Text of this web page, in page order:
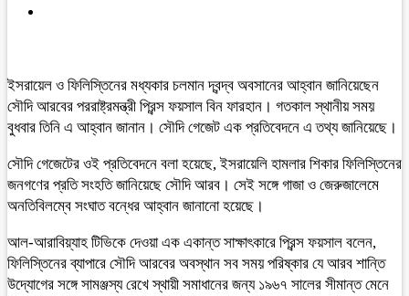
ইসরায়েল ও ফিলিস্তিনের মধ্যকার চলমান দ্বন্দ্ব অবসানের আহ্বান জানিয়েছেন
সৌদি আরবের পররাষ্ট্রমন্ত্রী প্রিন্স ফয়সাল বিন ফারহান। গতকাল স্থানীয় সময়
বুধবার তিনি এ আহ্বান জানান। সৌদি গেজেট এক প্রতিবেদনে এ তথ্য জানিয়েছে।
সৌদি গেজেটের ওই প্রতিবেদনে বলা হয়েছে, ইসরায়েলি হামলার শিকার ফিলিস্তিনের
জনগণের প্রতি সংহতি জানিয়েছে সৌদি আরব। সেই সঙ্গে গাজা ও জেরুজালেমে
অনতিবিলম্বে সংঘাত বন্ধের আহ্বান জানানো হয়েছে।
আল-আরাবিয়্যাহ টিভিকে দেওয়া এক একান্ত সাক্ষাৎকারে প্রিন্স ফয়সাল বলেন,
ফিলিস্তিনের ব্যাপারে সৌদি আরবের অবস্থান সব সময় পরিষ্কার যে আরব শান্তি
উদ্যোগের সঙ্গে সামঞ্জস্য রেখে স্থায়ী সমাধানের জন্য ১৯৬৭ সালের সীমান্ত মেনে